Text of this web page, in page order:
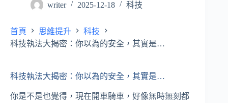
writer 2025-12-18 科技
首頁 思維提升
科技
科技執法大揭密：你以為的安全，其實是…
科技執法大揭密：你以為的安全，其實是…
你是不是也覺得，現在開車騎車，好像無時無刻都